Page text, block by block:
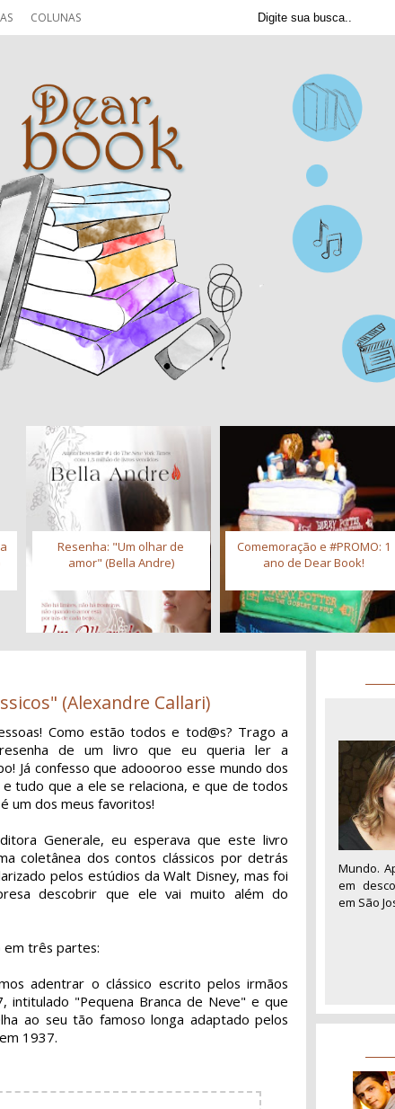
COLUNAS
Resenha: "Um olhar de
amor" (Bella Andre)
Comemoração e #PROMO: 1
ano de Dear Book!
(Alexandre Callari)
Como estão todos e tod@s? Trago a
de um livro que eu queria ler a
Já confesso que adoooroo esse mundo dos
tudo que a ele se relaciona, e que de todos
um dos meus favoritos!
Generale, eu esperava que este livro
coletânea dos contos clássicos por detrás
pelos estúdios da Walt Disney, mas foi
descobrir que ele vai muito além do
em três partes:
adentrar o clássico escrito pelos irmãos
intitulado "Pequena Branca de Neve" e que
ao seu tão famoso longa adaptado pelos
1937.
Mundo.
em
em São